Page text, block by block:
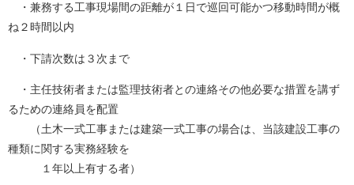
・兼務する工事現場間の距離が１日で巡回可能かつ移動時間が概
ね２時間以内
・下請次数は３次まで
・主任技術者または監理技術者との連絡その他必要な措置を講ず
るための連絡員を配置
（土木一式工事または建築一式工事の場合は、当該建設工事の
種類に関する実務経験を
１年以上有する者）